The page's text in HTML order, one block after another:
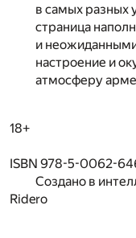
в самых разных
страница
и
настроение и
атмосферу
18+
ISBN 978-5-0062-
Создано в
Ridero